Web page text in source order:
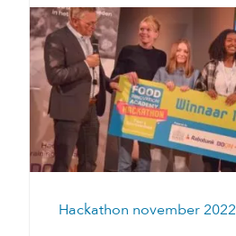
Hackathon november 2022